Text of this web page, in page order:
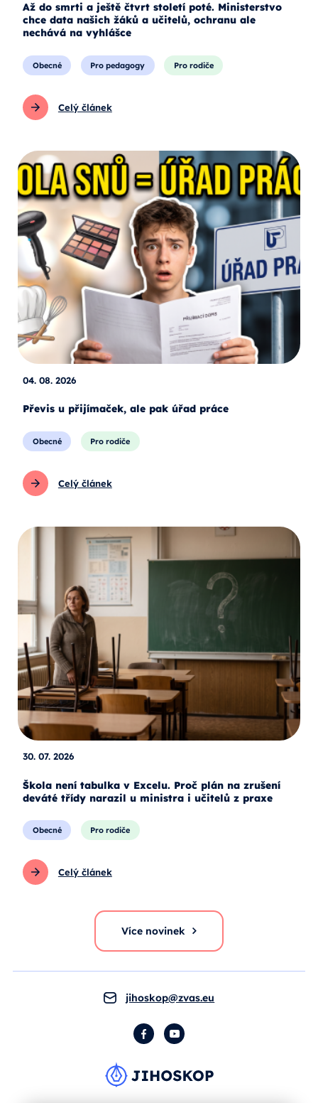
Až do smrti a ještě čtvrt století poté. Ministerstvo
chce data našich žáků a učitelů, ochranu ale
nechává na vyhlášce
Obecné Pro pedagogy Pro rodiče
Celý článek
04. 08. 2026
Převis u přijímaček, ale pak úřad práce
Obecné Pro rodiče
Celý článek
30. 07. 2026
Škola není tabulka v Excelu. Proč plán na zrušení
deváté třídy narazil u ministra i učitelů z praxe
Obecné Pro rodiče
Celý článek
Více novinek
jihoskop@zvas.eu
FacebookYouTube